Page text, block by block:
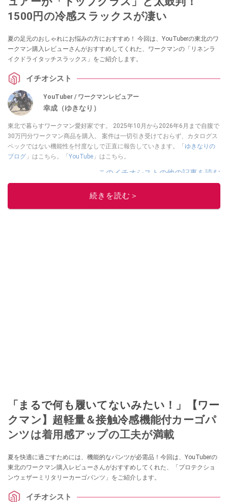
1500円の冷感スラックスが凄い
夏の足元のおしゃれにお悩みの方におすすめ！ 今回は、YouTuberの東北のワ
ークマン購入レビューさんがおすすめしてくれた、ワークマンの「リネンラ
イクドライタッチスラックス」をご紹介します。
イチオシスト
YouTuber / ワークマンレビュアー
幸成（ゆきなり）
東北で暮らすワークマン愛好家です。 2025年10月から2026年6月まで自腹で
30万円分ワークマン商品を購入。 案件は一切引き受けておらず、カタログス
ペックではない機能性を忖度なしで正直に報告していきます。「 ゆきなりの
ブログ 」はこちら。「 YouTube 」はこちら。
このイチオシストの他の記事を読む
続きを読む＞
「まるで何も履いてないみたい！」【ワー
クマン】超軽量＆接触冷感機能付カーゴパ
ンツは着用感アップの工夫が満載
夏を快適に過ごすためには、機能的なパンツが必需品！今回は、YouTuberの
東北のワークマン購入レビューさんがおすすめしてくれた、「プロテクショ
ンウェザーミリタリーカーゴパンツ」をご紹介します。
イチオシスト